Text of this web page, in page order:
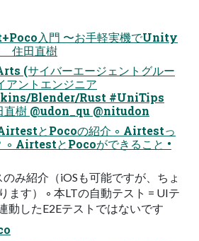
入門 〜お手軽実機でUnity
住田直樹
(サイバーエージェントグルー
ントエンジニア
Blender/Rust #UniTips
樹 @udon_qu @nitudon
AirtestとPocoの紹介 ◦ Airtestっ
◦ AirtestとPocoができること •
み紹介（iOSも可能ですが、ちょ
ます） ◦ 本LTの自動テスト = UIテ
動したE2Eテストではないです